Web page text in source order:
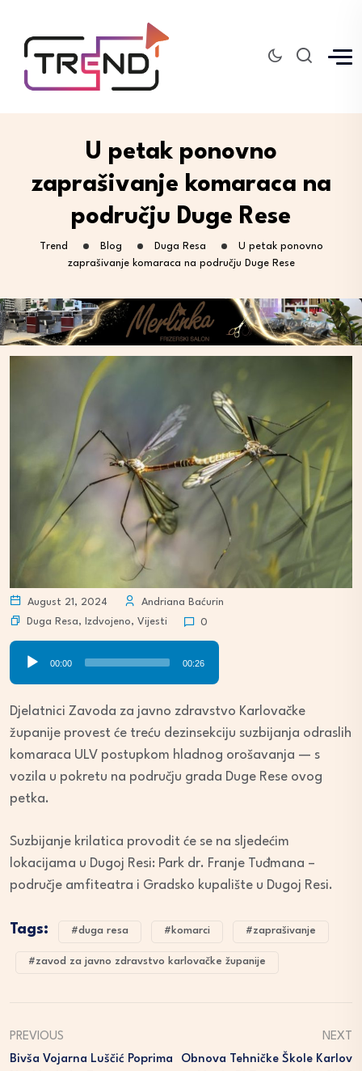
U petak ponovno
zaprašivanje komaraca na
području Duge Rese
Trend Blog Duga Resa
U petak ponovno
zaprašivanje komaraca na području Duge Rese
August 21, 2024
Andriana Baćurin
Duga Resa, Izdvojeno, Vijesti 0
Audio
Player
00:00 00:26
Djelatnici Zavoda za javno zdravstvo Karlovačke
županije provest će treću dezinsekciju suzbijanja odraslih
komaraca ULV postupkom hladnog orošavanja — s
vozila u pokretu na području grada Duge Rese ovog
petka.
Suzbijanje krilatica provodit će se na sljedećim
lokacijama u Dugoj Resi: Park dr. Franje Tuđmana –
područje amfiteatra i Gradsko kupalište u Dugoj Resi.
Tags: #duga resa #komarci #zaprašivanje
#zavod za javno zdravstvo karlovačke županije
PREVIOUS
Bivša Vojarna Luščić Poprima
NEXT
Obnova Tehničke Škole Karlov